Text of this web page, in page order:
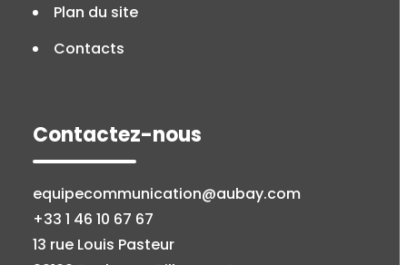
Plan du site
Contacts
Contactez-nous
equipecommunication@aubay.com
+33 1 46 10 67 67
13 rue Louis Pasteur